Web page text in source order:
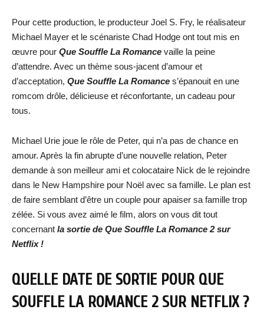
Pour cette production, le producteur Joel S. Fry, le réalisateur
Michael Mayer et le scénariste Chad Hodge ont tout mis en
œuvre pour Que Souffle La Romance vaille la peine
d’attendre. Avec un thème sous-jacent d’amour et
d’acceptation, Que Souffle La Romance s’épanouit en une
romcom drôle, délicieuse et réconfortante, un cadeau pour
tous.
Michael Urie joue le rôle de Peter, qui n’a pas de chance en
amour. Après la fin abrupte d’une nouvelle relation, Peter
demande à son meilleur ami et colocataire Nick de le rejoindre
dans le New Hampshire pour Noël avec sa famille. Le plan est
de faire semblant d’être un couple pour apaiser sa famille trop
zélée. Si vous avez aimé le film, alors on vous dit tout
concernant la sortie de Que Souffle La Romance 2 sur
Netflix !
QUELLE DATE DE SORTIE POUR QUE
SOUFFLE LA ROMANCE 2 SUR NETFLIX ?